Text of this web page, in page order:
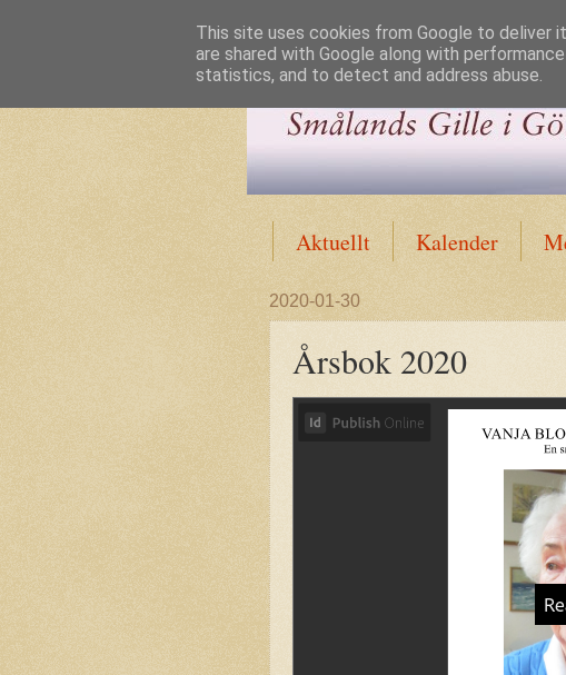
Aktuellt Kalender
2020-01-30
Årsbok 2020
This site uses cookies from Google to deliver
are shared with Google along with
statistics, and to detect and address abuse.